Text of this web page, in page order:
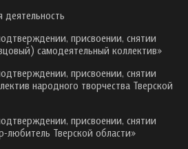
деятельность
присвоении, снятии
самодеятельный коллектив»
присвоении, снятии
народного творчества Тверской
присвоении, снятии
любитель Тверской области»